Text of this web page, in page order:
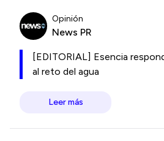
Opinión
News PR
[EDITORIAL] Esencia
al reto del agua
Leer más